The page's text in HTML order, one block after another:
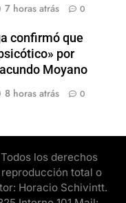
7 horas atrás 0
confirmó que
por
Moyano
8 horas atrás 0
los derechos
total o
Horacio Schivintt.